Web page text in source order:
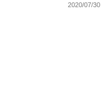
2020/07/30